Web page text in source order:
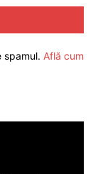
spamul. Află cum